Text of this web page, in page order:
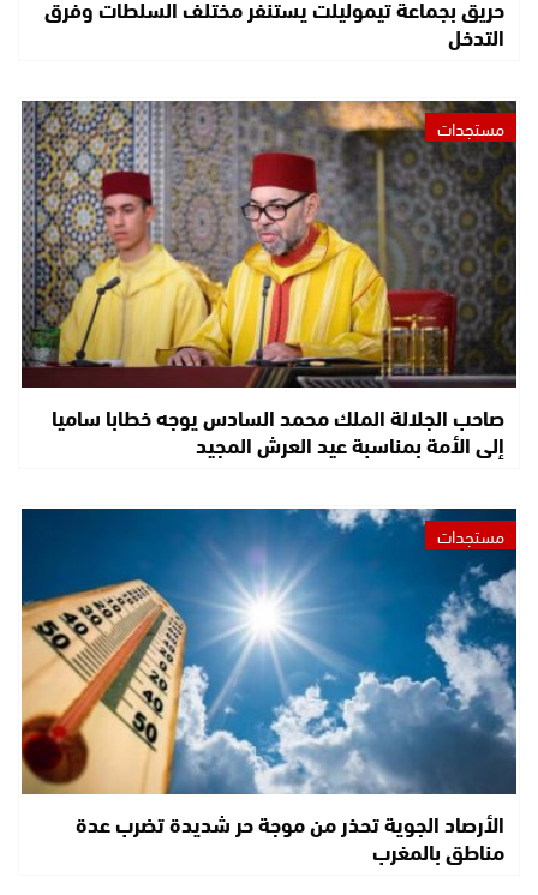
حريق بجماعة تيموليلت يستنفر مختلف السلطات وفرق
التدخل
مستجدات
صاحب الجلالة الملك محمد السادس يوجه خطابا ساميا
إلى الأمة بمناسبة عيد العرش المجيد
مستجدات
الأرصاد الجوية تحذر من موجة حر شديدة تضرب عدة
مناطق بالمغرب